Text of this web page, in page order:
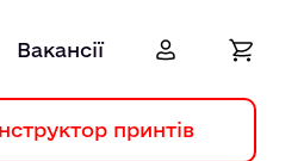
Вакансії
принтів